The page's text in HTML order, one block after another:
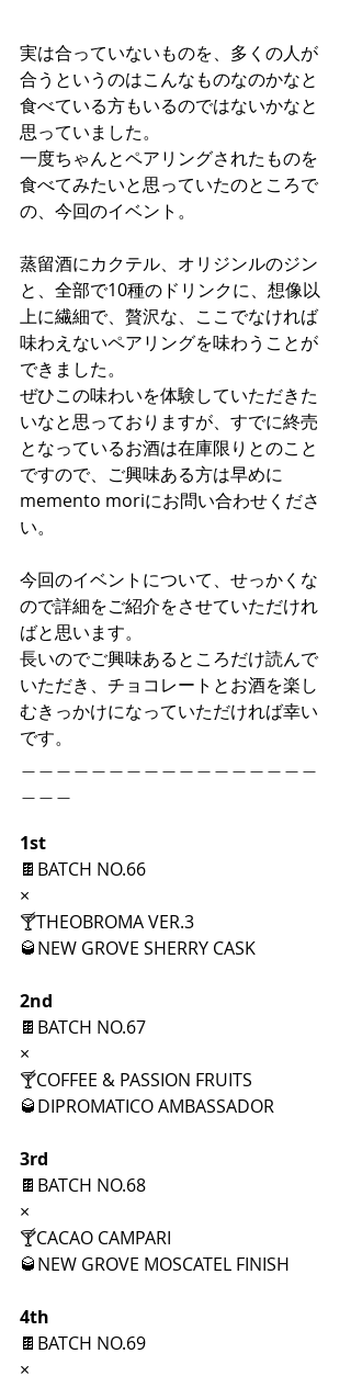
実は合っていないものを、多くの人が
合うというのはこんなものなのかなと
食べている方もいるのではないかなと
思っていました。
一度ちゃんとペアリングされたものを
食べてみたいと思っていたのところで
の、今回のイベント。
蒸留酒にカクテル、オリジンルのジン
と、全部で10種のドリンクに、想像以
上に繊細で、贅沢な、ここでなければ
味わえないペアリングを味わうことが
できました。
ぜひこの味わいを体験していただきた
いなと思っておりますが、すでに終売
となっているお酒は在庫限りとのこと
ですので、ご興味ある方は早めに
memento moriにお問い合わせくださ
い。
今回のイベントについて、せっかくな
ので詳細をご紹介をさせていただけれ
ばと思います。
長いのでご興味あるところだけ読んで
いただき、チョコレートとお酒を楽し
むきっかけになっていただければ幸い
です。
1st
🍫BATCH NO.66
×
🍸THEOBROMA VER.3
🥃NEW GROVE SHERRY CASK
2nd
🍫BATCH NO.67
×
🍸COFFEE & PASSION FRUITS
🥃DIPROMATICO AMBASSADOR
3rd
🍫BATCH NO.68
×
🍸CACAO CAMPARI
🥃NEW GROVE MOSCATEL FINISH
4th
🍫BATCH NO.69
×